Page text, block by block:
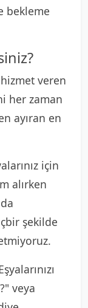
bekleme
veren
her zaman
ayıran en
için
alırken
şekilde
veya